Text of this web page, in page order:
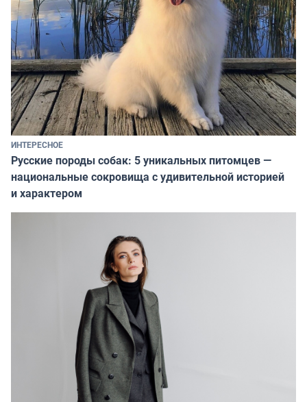
ИНТЕРЕСНОЕ
Русские породы собак: 5 уникальных питомцев —
национальные сокровища с удивительной историей
и характером